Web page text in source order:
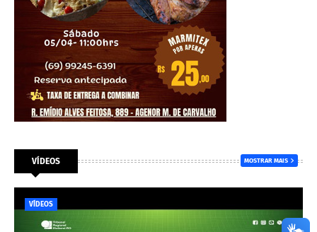
VÍDEOS MOSTRAR MAIS
VÍDEOS